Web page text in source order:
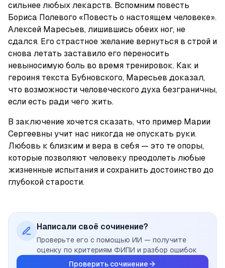
сильнее любых лекарств. Вспомним повесть
Бориса Полевого «Повесть о настоящем человеке».
Алексей Маресьев, лишившись обеих ног, не
сдался. Его страстное желание вернуться в строй и
снова летать заставило его переносить
невыносимую боль во время тренировок. Как и
героиня текста Бубновского, Маресьев доказал,
что возможности человеческого духа безграничны,
если есть ради чего жить.
В заключение хочется сказать, что пример Марии
Сергеевны учит нас никогда не опускать руки.
Любовь к близким и вера в себя — это те опоры,
которые позволяют человеку преодолеть любые
жизненные испытания и сохранить достоинство до
глубокой старости.
Написали своё сочинение?
Проверьте его с помощью ИИ — получите
оценку по критериям ФИПИ и разбор ошибок
Проверить сочинение